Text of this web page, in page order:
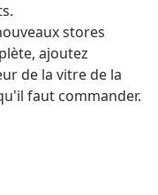
stores
ajoutez
de la vitre de la
faut commander.